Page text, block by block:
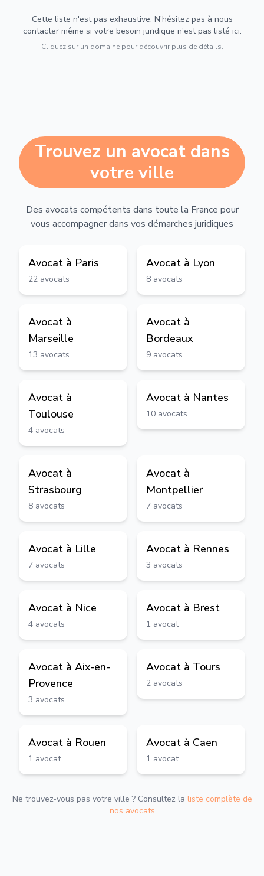
Cette liste n'est pas exhaustive. N'hésitez pas à nous
contacter même si votre besoin juridique n'est pas listé ici.
Cliquez sur un domaine pour découvrir plus de détails.
Trouvez un avocat dans
votre ville
Des avocats compétents dans toute la France pour
vous accompagner dans vos démarches juridiques
Avocat à Paris
22 avocats
Avocat à Lyon
8 avocats
Avocat à
Marseille
13 avocats
Avocat à
Bordeaux
9 avocats
Avocat à
Toulouse
4 avocats
Avocat à Nantes
10 avocats
Avocat à
Strasbourg
8 avocats
Avocat à
Montpellier
7 avocats
Avocat à Lille
7 avocats
Avocat à Rennes
3 avocats
Avocat à Nice
4 avocats
Avocat à Brest
1 avocat
Avocat à Aix-en-
Provence
3 avocats
Avocat à Tours
2 avocats
Avocat à Rouen
1 avocat
Avocat à Caen
1 avocat
Ne trouvez-vous pas votre ville ? Consultez la liste complète de
nos avocats